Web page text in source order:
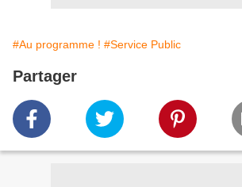
#Au programme ! #Service Public
Partager